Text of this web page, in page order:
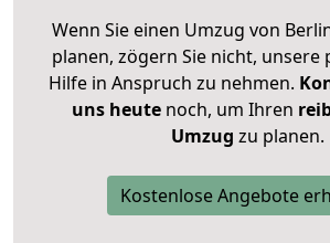
Wenn Sie einen Umzug von
planen, zögern Sie nicht, unsere
Hilfe in Anspruch zu nehmen.
uns heutenoch, um Ihren
Umzug zu planen.
Kostenlose Angebote